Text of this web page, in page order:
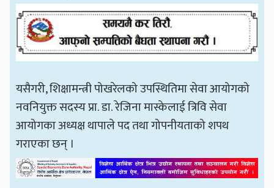
यसैगरी, शिक्षामन्त्री पोखरेलको उपस्थितिमा सेवा आयोगको
नवनियुक्त सदस्य प्रा. डा. रेजिना मास्केलाई त्रिवि सेवा
आयोगका अध्यक्ष थापाले पद तथा गोपनीयताको शपथ
गराएका छन् ।